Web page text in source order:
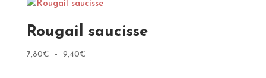
7,80€
9,40€
Rougail saucisse
7,80€ – 9,40€Plage